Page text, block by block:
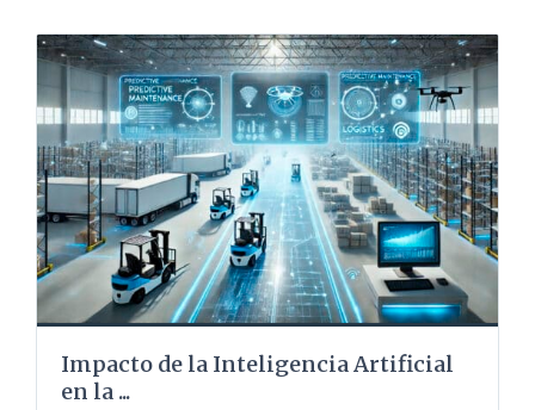
Impacto de la Inteligencia Artificial
en la ...